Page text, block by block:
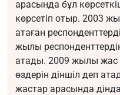
арасында бұл
көрсетіп отыр. 2003
атаған
жылы
атады. 2009 жылы жас
өздерін діншіл деп
жастар арасында